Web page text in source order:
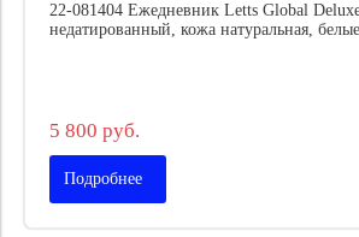
22-081404 Ежедневник Letts Global
недатированный, кожа натуральная,
5 800 руб.
Подробнее